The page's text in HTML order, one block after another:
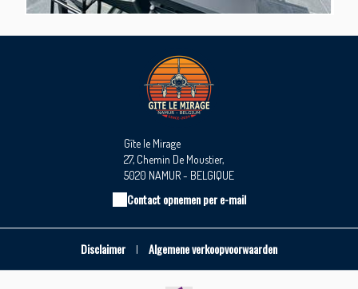
Gîte le Mirage
27, Chemin De Moustier,
5020 NAMUR - BELGIQUE
Contact opnemen per e-mail
Disclaimer | Algemene verkoopvoorwaarden